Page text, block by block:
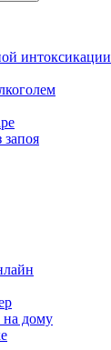
интоксикации
на дому